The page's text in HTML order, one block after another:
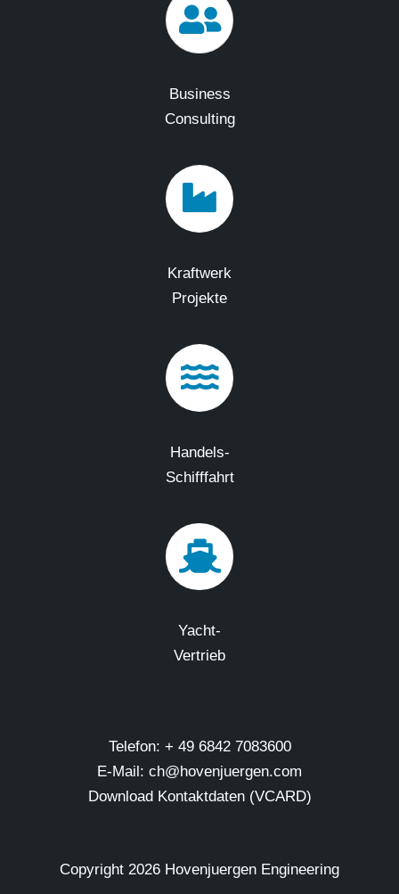
Business
Consulting
Kraftwerk
Projekte
Handels-
Schifffahrt
Yacht-
Vertrieb
Telefon: + 49 6842 7083600
E-Mail: ch@hovenjuergen.com
Download Kontaktdaten (VCARD)
Copyright 2026 Hovenjuergen Engineering